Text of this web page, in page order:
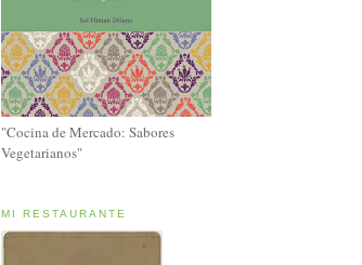
"Cocina de Mercado: Sabores
Vegetarianos"
MI RESTAURANTE